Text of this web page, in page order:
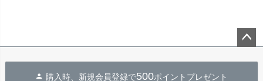
購入時、新規会員登録で500ポイントプレゼント